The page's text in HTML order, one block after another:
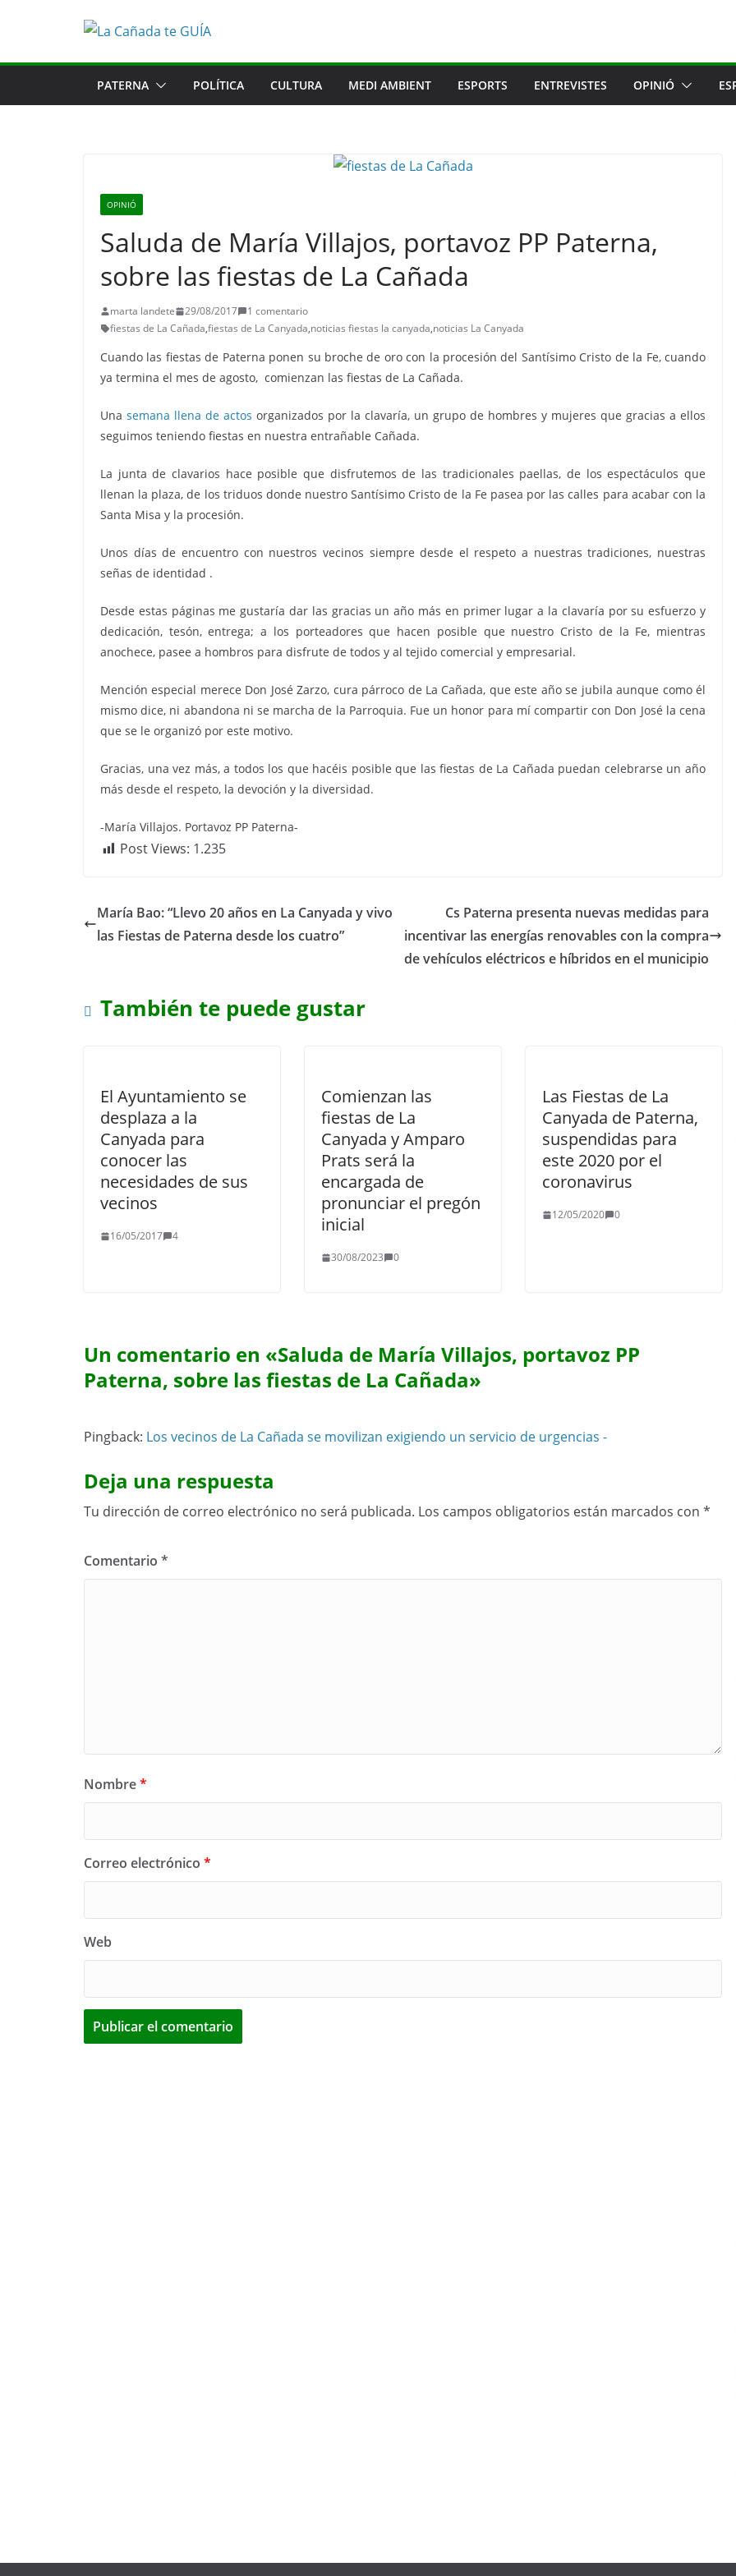
PATERNA POLÍTICA CULTURA MEDI AMBIENT ESPORTS ENTREVISTES OPINIÓ
OPINIÓ
Saluda de María Villajos, portavoz PP Paterna,
sobre las fiestas de La Cañada
marta landete 29/08/2017
1 comentario
fiestas de La Cañada,fiestas de La Canyada,noticias fiestas la canyada,noticias La Canyada
Cuando las fiestas de Paterna ponen su broche de oro con la procesión del Santísimo Cristo de la Fe, cuando
ya termina el mes de agosto, comienzan las fiestas de La Cañada.
Una semana llena de actos organizados por la clavaría, un grupo de hombres y mujeres que gracias a ellos
seguimos teniendo fiestas en nuestra entrañable Cañada.
La junta de clavarios hace posible que disfrutemos de las tradicionales paellas, de los espectáculos que
llenan la plaza, de los triduos donde nuestro Santísimo Cristo de la Fe pasea por las calles para acabar con la
Santa Misa y la procesión.
Unos días de encuentro con nuestros vecinos siempre desde el respeto a nuestras tradiciones, nuestras
señas de identidad .
Desde estas páginas me gustaría dar las gracias un año más en primer lugar a la clavaría por su esfuerzo y
dedicación, tesón, entrega; a los porteadores que hacen posible que nuestro Cristo de la Fe, mientras
anochece, pasee a hombros para disfrute de todos y al tejido comercial y empresarial.
Mención especial merece Don José Zarzo, cura párroco de La Cañada, que este año se jubila aunque como él
mismo dice, ni abandona ni se marcha de la Parroquia. Fue un honor para mí compartir con Don José la cena
que se le organizó por este motivo.
Gracias, una vez más, a todos los que hacéis posible que las fiestas de La Cañada puedan celebrarse un año
más desde el respeto, la devoción y la diversidad.
-María Villajos. Portavoz PP Paterna-
Post Views: 1.235
María Bao: “Llevo 20 años en La Canyada y vivo
las Fiestas de Paterna desde los cuatro”
Cs Paterna presenta nuevas medidas para
incentivar las energías renovables con la compra
de vehículos eléctricos e híbridos en el municipio
También te puede gustar
El Ayuntamiento se
desplaza a la
Canyada para
conocer las
necesidades de sus
vecinos
16/05/2017 4
Comienzan las
fiestas de La
Canyada y Amparo
Prats será la
encargada de
pronunciar el pregón
inicial
30/08/2023 0
Las Fiestas de La
Canyada de Paterna,
suspendidas para
este 2020 por el
coronavirus
12/05/2020 0
Un comentario en «Saluda de María Villajos, portavoz PP
Paterna, sobre las fiestas de La Cañada»
Pingback: Los vecinos de La Cañada se movilizan exigiendo un servicio de urgencias -
Deja una respuesta
Tu dirección de correo electrónico no será publicada. Los campos obligatorios están marcados con *
Comentario *
Nombre*
Correo electrónico *
Web